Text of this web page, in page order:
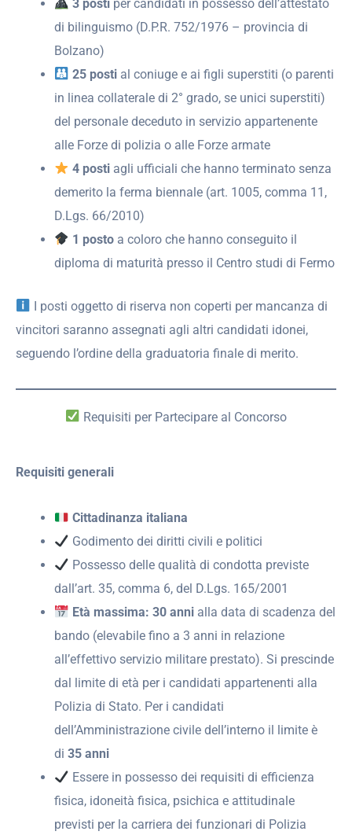
3 postiper candidati in possesso dell’attestato
di bilinguismo (D.P.R. 752/1976 – provincia di
Bolzano)
25 postial coniuge e ai figli superstiti (o parenti
in linea collaterale di 2° grado, se unici superstiti)
del personale deceduto in servizio appartenente
alle Forze di polizia o alle Forze armate
4 postiagli ufficiali che hanno terminato senza
demerito la ferma biennale (art. 1005, comma 11,
D.Lgs. 66/2010)
1 postoa coloro che hanno conseguito il
diploma di maturità presso il Centro studi di Fermo
I posti oggetto di riserva non coperti per mancanza di
vincitori saranno assegnati agli altri candidati idonei,
seguendo l’ordine della graduatoria finale di merito.
Requisiti per Partecipare al Concorso
Requisiti generali
Cittadinanza italiana
Godimento dei diritti civili e politici
Possesso delle qualità di condotta previste
dall’art. 35, comma 6, del D.Lgs. 165/2001
Età massima: 30 annialla data di scadenza del
bando (elevabile fino a 3 anni in relazione
all’effettivo servizio militare prestato). Si prescinde
dal limite di età per i candidati appartenenti alla
Polizia di Stato. Per i candidati
dell’Amministrazione civile dell’interno il limite è
di35 anni
Essere in possesso dei requisiti di efficienza
fisica, idoneità fisica, psichica e attitudinale
previsti per la carriera dei funzionari di Polizia